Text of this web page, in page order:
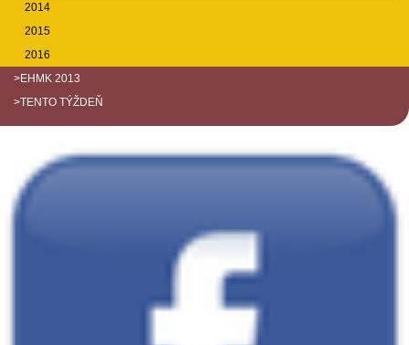
2014
2015
2016
>EHMK 2013
>TENTO TÝŽDEŇ